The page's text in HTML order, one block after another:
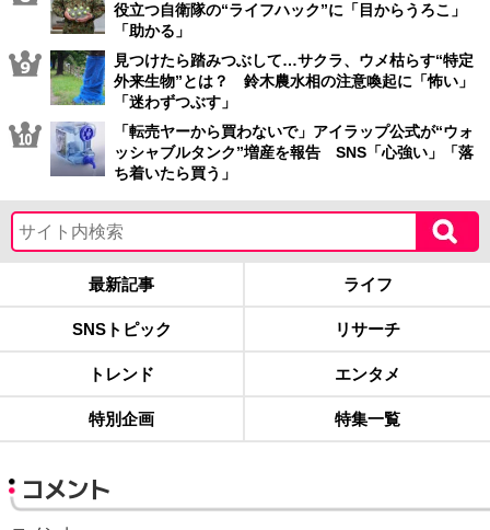
役立つ自衛隊の“ライフハック”に「目からうろこ」
「助かる」
見つけたら踏みつぶして…サクラ、ウメ枯らす“特定
外来生物”とは？ 鈴木農水相の注意喚起に「怖い」
「迷わずつぶす」
「転売ヤーから買わないで」アイラップ公式が“ウォ
ッシャブルタンク”増産を報告 SNS「心強い」「落
ち着いたら買う」
最新記事 ライフ
SNSトピック リサーチ
トレンド エンタメ
特別企画 特集一覧
コメント